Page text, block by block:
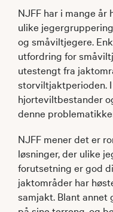
NJFF har i mange
ulike
og småviltjegere.
utfordring for
utestengt fra
storviltjaktperioden.
hjorteviltbestander
denne
NJFF mener det er
løsninger, der ulike
forutsetning er god
jaktområder har
samjakt. Blant